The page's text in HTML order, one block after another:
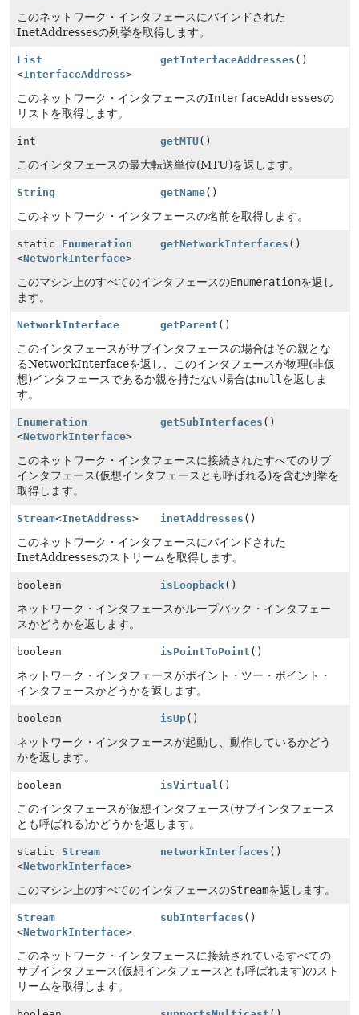
このネットワーク・インタフェースにバインドされた
InetAddressesの列挙を取得します。
List
<InterfaceAddress>
getInterfaceAddresses ()
このネットワーク・インタフェースのInterfaceAddressesの
リストを取得します。
int getMTU()
このインタフェースの最大転送単位(MTU)を返します。
String getName()
このネットワーク・インタフェースの名前を取得します。
static Enumeration
<NetworkInterface>
getNetworkInterfaces ()
このマシン上のすべてのインタフェースのEnumerationを返し
ます。
NetworkInterface getParent ()
このインタフェースがサブインタフェースの場合はその親とな
るNetworkInterfaceを返し、このインタフェースが物理(非仮
想)インタフェースであるか親を持たない場合はnull を返しま
す。
Enumeration
<NetworkInterface>
getSubInterfaces ()
このネットワーク・インタフェースに接続されたすべてのサブ
インタフェース(仮想インタフェースとも呼ばれる)を含む列挙を
取得します。
Stream<InetAddress> inetAddresses ()
このネットワーク・インタフェースにバインドされた
InetAddressesのストリームを取得します。
boolean isLoopback()
ネットワーク・インタフェースがループバック・インタフェー
スかどうかを返します。
boolean isPointToPoint ()
ネットワーク・インタフェースがポイント・ツー・ポイント・
インタフェースかどうかを返します。
boolean isUp()
ネットワーク・インタフェースが起動し、動作しているかどう
かを返します。
boolean isVirtual ()
このインタフェースが仮想インタフェース(サブインタフェース
とも呼ばれる)かどうかを返します。
static Stream
<NetworkInterface>
networkInterfaces ()
このマシン上のすべてのインタフェースのStreamを返します。
Stream
<NetworkInterface>
subInterfaces ()
このネットワーク・インタフェースに接続されているすべての
サブインタフェース(仮想インタフェースとも呼ばれます)のスト
リームを取得します。